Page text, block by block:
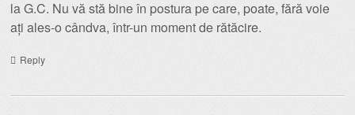
la G.C. Nu vă stă bine în postura pe care, poate, fără voie
ați ales-o cândva, într-un moment de rătăcire.
Reply